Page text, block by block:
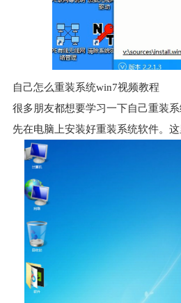
自己怎么重装系统win7视频教程
很多朋友都想要学习一下自己重装
先在电脑上安装好重装系统软件。